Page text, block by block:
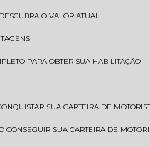
O VALOR ATUAL
PARA OBTER SUA HABILITAÇÃO
SUA CARTEIRA DE
CONSEGUIR SUA CARTEIRA DE